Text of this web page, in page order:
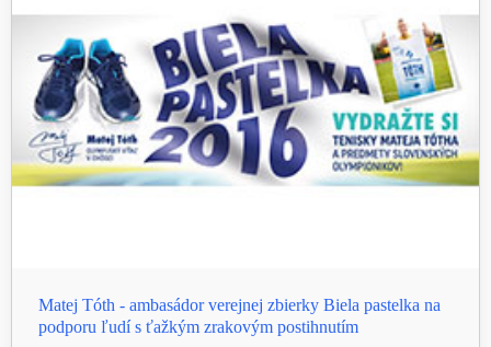
Matej Tóth - ambasádor verejnej zbierky Biela pastelka na
podporu ľudí s ťažkým zrakovým postihnutím